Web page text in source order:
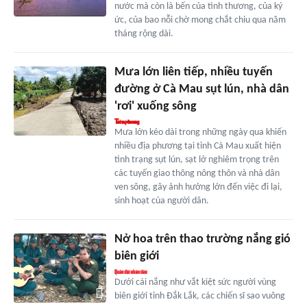
nước mà còn là bến của tình thương, của ký
ức, của bao nỗi chờ mong chắt chiu qua năm
tháng rộng dài.
Mưa lớn liên tiếp, nhiều tuyến
đường ở Cà Mau sụt lún, nhà dân
'rơi' xuống sông
Mưa lớn kéo dài trong những ngày qua khiến
nhiều địa phương tại tỉnh Cà Mau xuất hiện
tình trạng sụt lún, sạt lở nghiêm trọng trên
các tuyến giao thông nông thôn và nhà dân
ven sông, gây ảnh hưởng lớn đến việc đi lại,
sinh hoạt của người dân.
Nở hoa trên thao trường nắng gió
biên giới
Dưới cái nắng như vắt kiệt sức người vùng
biên giới tỉnh Đắk Lắk, các chiến sĩ sao vuông